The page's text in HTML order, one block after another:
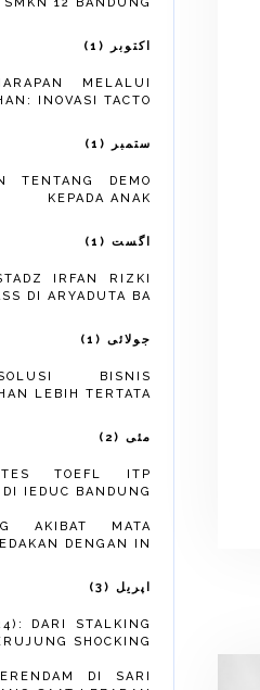
SMKN 12 BANDUNG
اکتوبر 1
MELALUI
INOVASI TACTO...
ستمبر 1
TENTANG DEMO
KEPADA ANAK
اگست 1
IRFAN RIZKI
DI ARYADUTA BA...
جولائی 1
BISNIS
LEBIH TERTATA
مئی 2
TES TOEFL ITP
IEDUC BANDUNG
AKIBAT MATA
DENGAN IN...
اپریل 3
DARI STALKING
SHOCKING
DI SARI